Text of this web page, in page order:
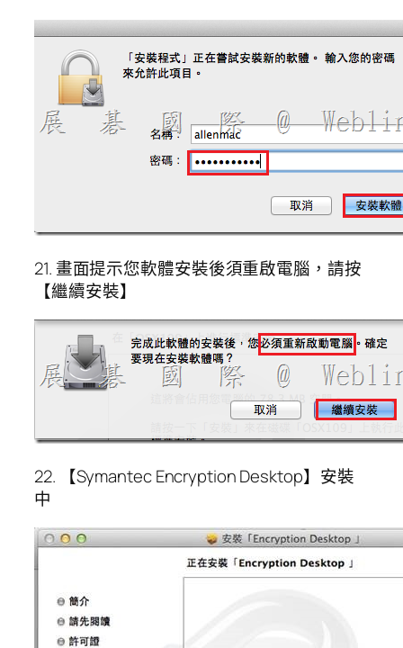
21. 畫面提示您軟體安裝後須重啟電腦，請按
【繼續安裝】
22. 【Symantec Encryption Desktop】安裝
中